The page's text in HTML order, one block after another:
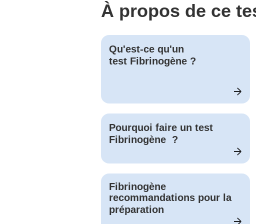
À propos de ce
Qu'est-ce qu'un
test Fibrinogène ?
Pourquoi faire un test
Fibrinogène ?
Fibrinogène
recommandations pour la
préparation